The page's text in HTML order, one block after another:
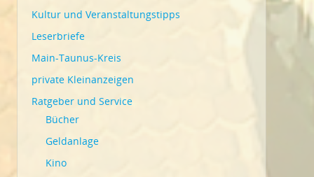
Kultur und Veranstaltungstipps
Leserbriefe
Main-Taunus-Kreis
private Kleinanzeigen
Ratgeber und Service
Bücher
Geldanlage
Kino